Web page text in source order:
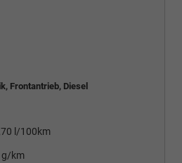
Frontantrieb, Diesel
l/100km
g/km